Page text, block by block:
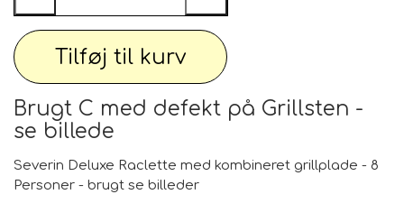
Tilføj til kurv
Brugt C med defekt på Grillsten -
se billede
Severin Deluxe Raclette med kombineret grillplade - 8
Personer - brugt se billeder